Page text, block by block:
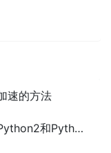
速的方法
Python在Mac OS上安装配置方法(Python2和Python3)